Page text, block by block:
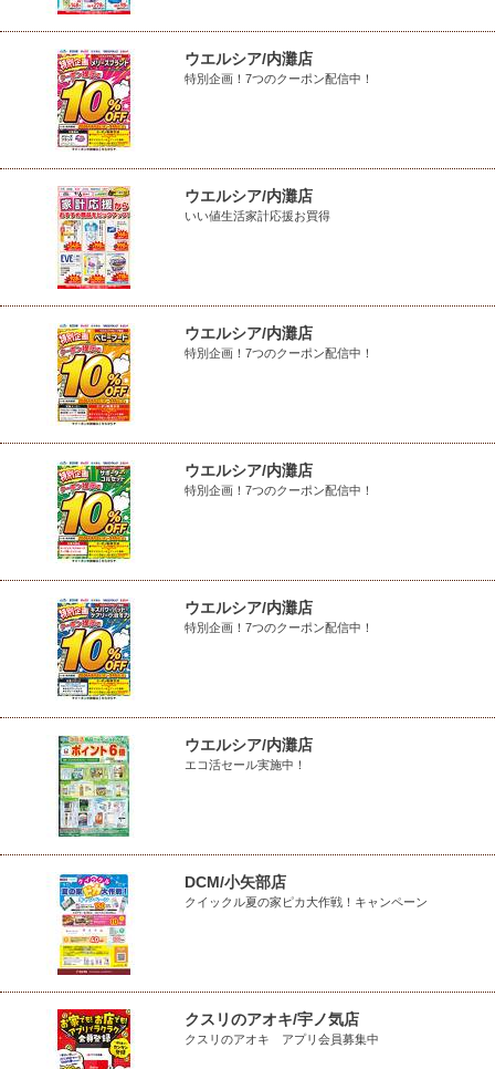
ウエルシア/内灘店
特別企画！7つのクーポン配信中！
ウエルシア/内灘店
いい値生活家計応援お買得
ウエルシア/内灘店
特別企画！7つのクーポン配信中！
ウエルシア/内灘店
特別企画！7つのクーポン配信中！
ウエルシア/内灘店
特別企画！7つのクーポン配信中！
ウエルシア/内灘店
エコ活セール実施中！
DCM/小矢部店
クイックル夏の家ピカ大作戦！キャンペーン
クスリのアオキ/宇ノ気店
クスリのアオキ アプリ会員募集中